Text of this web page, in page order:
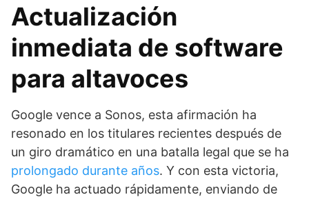
Actualización
inmediata de software
para altavoces
Google vence a Sonos, esta afirmación ha
resonado en los titulares recientes después de
un giro dramático en una batalla legal que se ha
prolongado durante años. Y con esta victoria,
Google ha actuado rápidamente, enviando de